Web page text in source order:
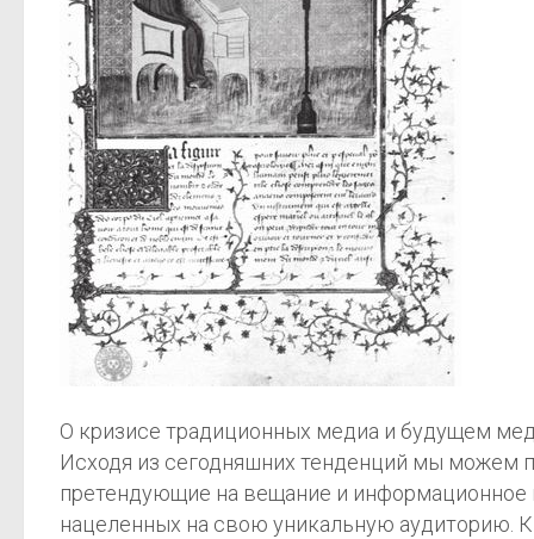
О кризисе традиционных медиа и будущем
Исходя из сегодняшних тенденций мы можем
претендующие на вещание и
нацеленных на свою уникальную аудиторию.